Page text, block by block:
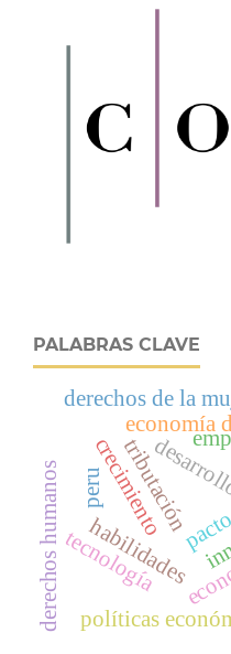
PALABRAS CLAVE
políticas
habilidades
economía
tributación
derechos de la
crecimiento
tecnología
derechos humanos peru